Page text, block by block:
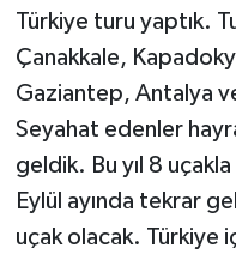
Türkiye turu yaptık.
Çanakkale,
Gaziantep, Antalya
Seyahat edenler
geldik. Bu yıl 8
Eylül ayında tekrar
uçak olacak. Türkiye